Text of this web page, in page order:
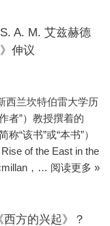
A. M. 艾兹赫德
伸议
西兰坎特伯雷大学历
者”）教授撰着的
“该书”或“本书”）
of the East in the
，… 阅读更多 »
方的兴起》？